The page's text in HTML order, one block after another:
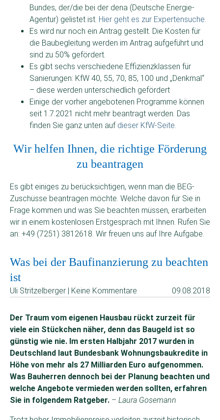
Bundes, der/die bei der dena (Deutsche Energie-
Agentur) gelistet ist. Hier geht es zur Expertensuche.
Es wird nur noch ein Antrag gestellt. Die Kosten für
die Baubegleitung werden im Antrag aufgeführt und
sind zu 50% gefördert.
Es gibt sechs verschiedene Effizienzklassen für
Sanierungen: KfW 40, 55, 70, 85, 100 und „Denkmal“
– diese werden unterschiedlich gefördert
Einige der vorher angebotenen Programme können
seit 1.7.2021 nicht mehr beantragt werden. Das
finden Sie ganz unten auf dieser KfW-Seite.
Wir helfen Ihnen, die richtige Förderung
zu beantragen
Es gibt einiges zu berücksichtigen, wenn man die BEG-
Zuschüsse beantragen möchte. Welche davon für Sie in
Frage kommen und was Sie beachten müssen, erarbeiten
wir in einem kostenlosen Erstgespräch mit Ihnen. Rufen Sie
an: +49 (7251) 3812618. Wir freuen uns auf Ihre Aufgabe.
Was bei der Baufinanzierung zu beachten
ist
Uli Stritzelberger | Keine Kommentare 09.08.2018
Der Traum vom eigenen Hausbau rückt zurzeit für
viele ein Stückchen näher, denn das Baugeld ist so
günstig wie nie. Im ersten Halbjahr 2017 wurden in
Deutschland laut Bundesbank Wohnungsbaukredite in
Höhe von mehr als 27 Milliarden Euro aufgenommen.
Was Bauherren dennoch bei der Planung beachten und
welche Angebote vermieden werden sollten, erfahren
Sie in folgendem Ratgeber. – Laura Gosemann